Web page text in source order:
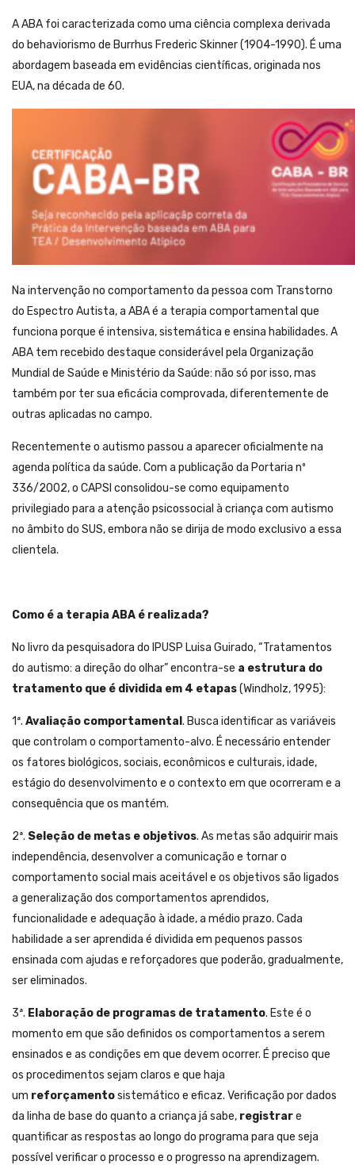
A ABA foi caracterizada como uma ciência complexa derivada
do behaviorismo de Burrhus Frederic Skinner (1904-1990). É uma
abordagem baseada em evidências científicas, originada nos
EUA, na década de 60.
Na intervenção no comportamento da pessoa com Transtorno
do Espectro Autista, a ABA é a terapia comportamental que
funciona porque é intensiva, sistemática e ensina habilidades. A
ABA tem recebido destaque considerável pela Organização
Mundial de Saúde e Ministério da Saúde: não só por isso, mas
também por ter sua eficácia comprovada, diferentemente de
outras aplicadas no campo.
Recentemente o autismo passou a aparecer oficialmente na
agenda política da saúde. Com a publicação da Portaria nº
336/2002, o CAPSI consolidou-se como equipamento
privilegiado para a atenção psicossocial à criança com autismo
no âmbito do SUS, embora não se dirija de modo exclusivo a essa
clientela.
Como é a terapia ABA é realizada?
No livro da pesquisadora do IPUSP Luisa Guirado, “Tratamentos
do autismo: a direção do olhar” encontra-se a estrutura do
tratamento que é dividida em 4 etapas(Windholz, 1995):
1ª. Avaliação comportamental . Busca identificar as variáveis
que controlam o comportamento-alvo. É necessário entender
os fatores biológicos, sociais, econômicos e culturais, idade,
estágio do desenvolvimento e o contexto em que ocorreram e a
consequência que os mantém.
2ª. Seleção de metas e objetivos. As metas são adquirir mais
independência, desenvolver a comunicação e tornar o
comportamento social mais aceitável e os objetivos são ligados
a generalização dos comportamentos aprendidos,
funcionalidade e adequação à idade, a médio prazo. Cada
habilidade a ser aprendida é dividida em pequenos passos
ensinada com ajudas e reforçadores que poderão, gradualmente,
ser eliminados.
3ª. Elaboração de programas de tratamento. Este é o
momento em que são definidos os comportamentos a serem
ensinados e as condições em que devem ocorrer. É preciso que
os procedimentos sejam claros e que haja
um reforçamentosistemático e eficaz. Verificação por dados
da linha de base do quanto a criança já sabe, registrare
quantificar as respostas ao longo do programa para que seja
possível verificar o processo e o progresso na aprendizagem.